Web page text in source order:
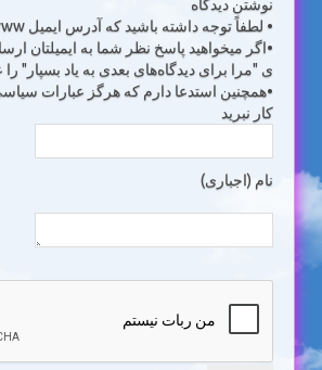
نوشتن دیدگاه
• لطفاً توجه داشته باشید که آدرس ایمیل www ندارد.
•اگر میخواهید پاسخ نظر شما به ایمیلتان
ی "مرا برای دیدگاه‌های بعدی به یاد بسپار" را
•همچنین استدعا دارم که هرگز عبارات
کار نبرید
نام (اجباری)